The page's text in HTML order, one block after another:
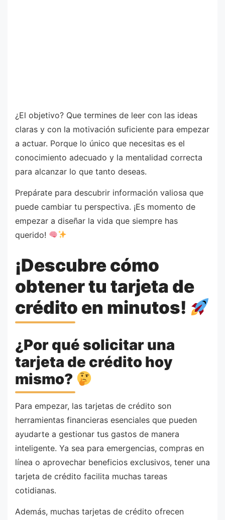
¿El objetivo? Que termines de leer con las ideas
claras y con la motivación suficiente para empezar
a actuar. Porque lo único que necesitas es el
conocimiento adecuado y la mentalidad correcta
para alcanzar lo que tanto deseas.
Prepárate para descubrir información valiosa que
puede cambiar tu perspectiva. ¡Es momento de
empezar a diseñar la vida que siempre has
querido!
¡Descubre cómo
obtener tu tarjeta de
crédito en minutos!
¿Por qué solicitar una
tarjeta de crédito hoy
mismo?
Para empezar, las tarjetas de crédito son
herramientas financieras esenciales que pueden
ayudarte a gestionar tus gastos de manera
inteligente. Ya sea para emergencias, compras en
línea o aprovechar beneficios exclusivos, tener una
tarjeta de crédito facilita muchas tareas
cotidianas.
Además, muchas tarjetas de crédito ofrecen